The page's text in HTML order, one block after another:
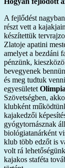
A fejlődést
részt vett a
készítettük
Zlatoje apatini
amelyet a bezdáni
pénzünk,
bevegyenek
és meg tudtuk
egyesületet Olimpia
Szövetségben,
klubként
kajakedzői
gyógytornásznak
biológiatanárként
klub több edzőt is
volt rá
kajakos staféta